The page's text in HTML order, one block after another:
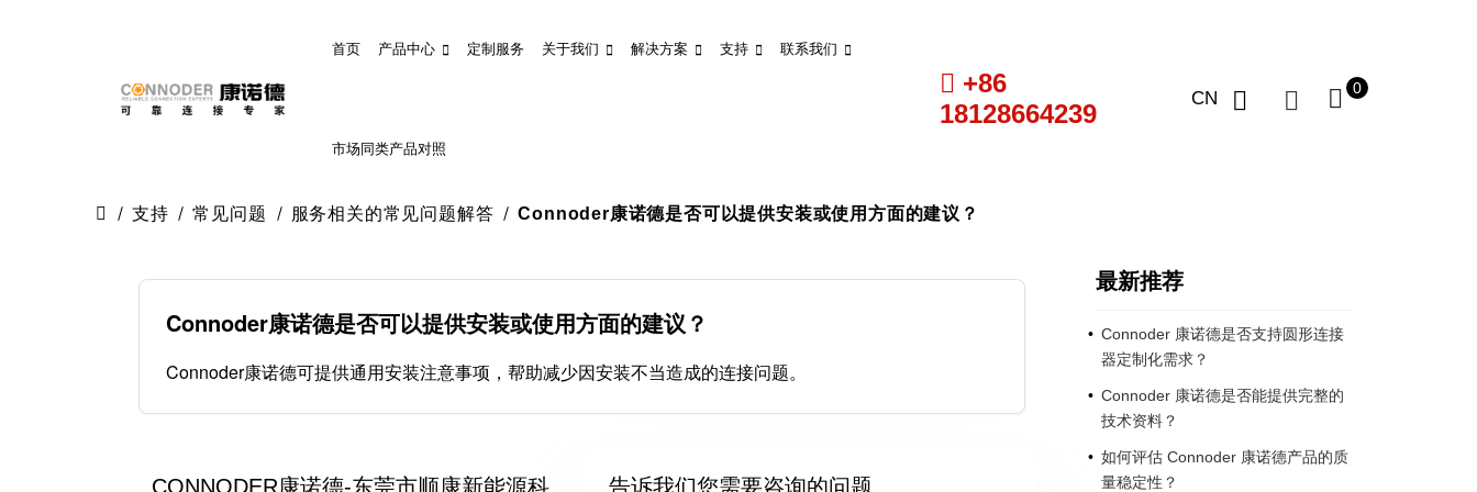
首页 产品中心 定制服务 关于我们 解决方案 支持 联系我们
市场同类产品对照
+86
18128664239
CN 0
支持 常见问题 服务相关的常见问题解答 Connoder康诺德是否可以提供安装或使用方面的建议？
Connoder康诺德是否可以提供安装或使用方面的建议？
Connoder康诺德可提供通用安装注意事项，帮助减少因安装不当造成的连接问题。
告诉我们您需要咨询的问题
CONNODER康诺德-东莞市顺康新能源科
最新推荐
Connoder 康诺德是否支持圆形连接
器定制化需求？
Connoder 康诺德是否能提供完整的
技术资料？
如何评估 Connoder 康诺德产品的质
量稳定性？